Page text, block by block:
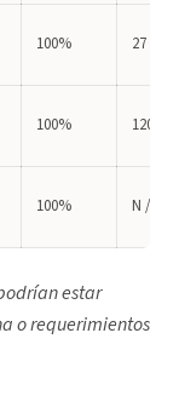
100% 27
100% 120
100% N / A
estar
o requerimientos